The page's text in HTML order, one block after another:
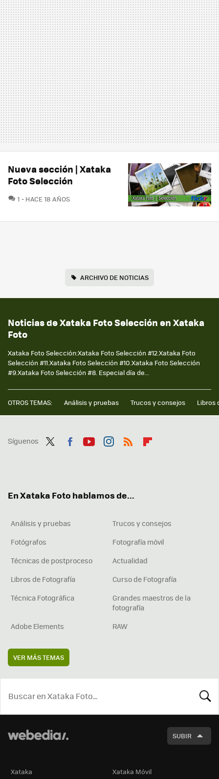
Nueva sección | Xataka
Foto Selección
1 COMENTARIOS
HACE 18 AÑOS
ARCHIVO DE NOTICIAS
Noticias de Xataka Foto Selección en Xataka
Foto
Xataka Foto Selección:Xataka Foto Selección #12.Xataka Foto
Selección #11.Xataka Foto Selección #10.Xataka Foto Selección
#9.Xataka Foto Selección #8. Especial día de...
OTROS TEMAS: Análisis y pruebas Trucos y consejos Libros
Síguenos
En Xataka Foto hablamos de...
Análisis y pruebas
Trucos y consejos
Fotógrafos
Fotografía móvil
Técnicas de postproceso
Actualidad
Libros de Fotografía
Curso de Fotografía
Técnica Fotográfica
Grandes maestros de la
fotografía
Adobe Elements
RAW
VER MÁS TEMAS
SUBIR
Xataka Xataka Móvil